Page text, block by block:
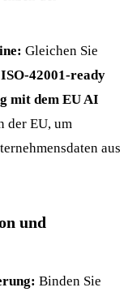
Gleichen Sie
ISO-42001-ready
mit dem EU AI
der EU, um
aus
und
Binden Sie